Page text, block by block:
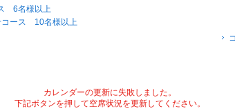
6名様以上
コース 10名様以上
カレンダーの更新に失敗しました。
下記ボタンを押して空席状況を更新してください。